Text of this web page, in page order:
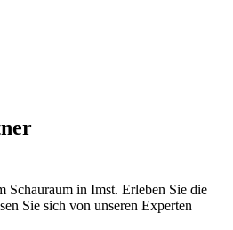
Schauraum in Imst. Erleben Sie die
Sie sich von unseren Experten